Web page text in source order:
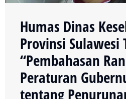
Humas Dinas
Provinsi Sulawesi
“Pembahasan
Peraturan
tentang